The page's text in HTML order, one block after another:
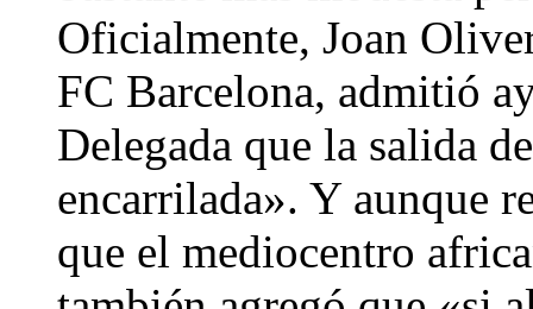
Oficialmente, Joan
FC Barcelona, admitió
Delegada que la salida
encarrilada». Y aunque
que el mediocentro